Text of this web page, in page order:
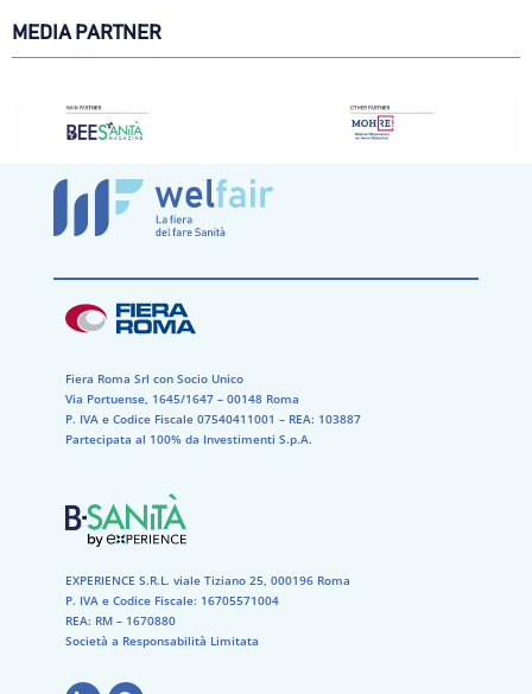
MEDIA PARTNER
Fiera Roma Srl con Socio Unico
Via Portuense, 1645/1647 – 00148 Roma
P. IVA e Codice Fiscale 07540411001​ – REA: 103887​
Partecipata al 100% da Investimenti S.p.A.
EXPERIENCE S.R.L. viale Tiziano 25, 000196 Roma
P. IVA e Codice Fiscale: 16705571004
REA: RM – 1670880
Società a Responsabilità Limitata